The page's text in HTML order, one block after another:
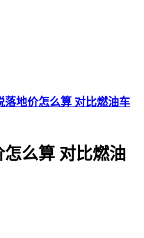
落地价怎么算 对比燃油车
么算 对比燃油